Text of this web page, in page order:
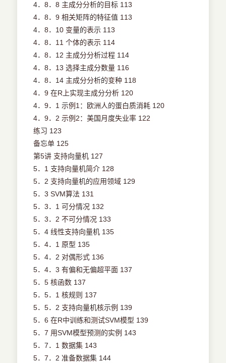
4．8．8 主成分分析的目标 113
4．8．9 相关矩阵的特征值 113
4．8．10 变量的表示 113
4．8．11 个体的表示 114
4．8．12 主成分分析过程 114
4．8．13 选择主成分数量 116
4．8．14 主成分分析的变种 118
4．9 在R上实现主成分分析 120
4．9．1 示例1：欧洲人的蛋白质消耗 120
4．9．2 示例2：美国月度失业率 122
练习 123
备忘单 125
第5讲 支持向量机 127
5．1 支持向量机简介 128
5．2 支持向量机的应用领域 129
5．3 SVM算法 131
5．3．1 可分情况 132
5．3．2 不可分情况 133
5．4 线性支持向量机 135
5．4．1 原型 135
5．4．2 对偶形式 136
5．4．3 有偏和无偏超平面 137
5．5 核函数 137
5．5．1 核规则 137
5．5．2 支持向量机核示例 139
5．6 在R中训练和测试SVM模型 139
5．7 用SVM模型预测的实例 143
5．7．1 数据集 143
5．7．2 准备数据集 144